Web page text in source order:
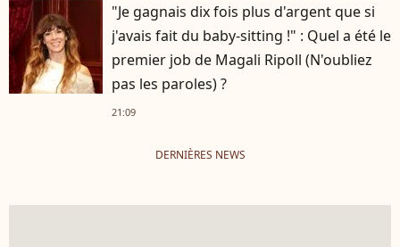
"Je gagnais dix fois plus d'argent que si
j'avais fait du baby-sitting !" : Quel a été le
premier job de Magali Ripoll (N'oubliez
pas les paroles) ?
21:09
DERNIÈRES NEWS